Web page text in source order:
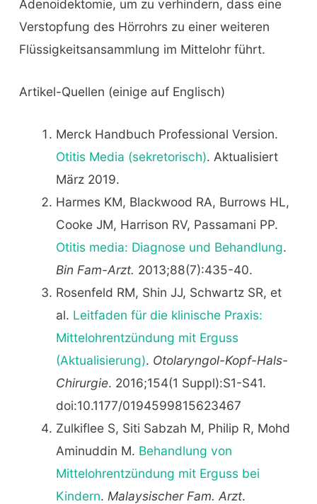
Adenoidektomie, um zu verhindern, dass eine
Verstopfung des Hörrohrs zu einer weiteren
Flüssigkeitsansammlung im Mittelohr führt.
Artikel-Quellen (einige auf Englisch)
Merck Handbuch Professional Version.
Otitis Media (sekretorisch). Aktualisiert
März 2019.
Harmes KM, Blackwood RA, Burrows HL,
Cooke JM, Harrison RV, Passamani PP.
Otitis media: Diagnose und Behandlung.
Bin Fam-Arzt. 2013;88(7):435-40.
Rosenfeld RM, Shin JJ, Schwartz SR, et
al. Leitfaden für die klinische Praxis:
Mittelohrentzündung mit Erguss
(Aktualisierung). Otolaryngol-Kopf-Hals-
Chirurgie. 2016;154(1 Suppl):S1-S41.
doi:10.1177/0194599815623467
Zulkiflee S, Siti Sabzah M, Philip R, Mohd
Aminuddin M. Behandlung von
Mittelohrentzündung mit Erguss bei
Kindern. Malaysischer Fam. Arzt.